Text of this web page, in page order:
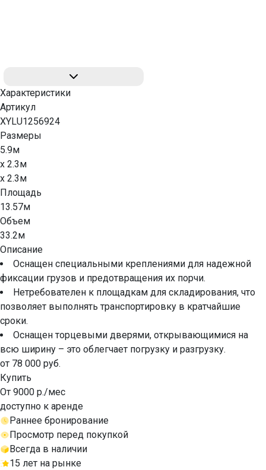
Характеристики
Артикул
XYLU1256924
Размеры
5.9м
x 2.3м
x 2.3м
Площадь
13.57м
Объем
33.2м
Описание
Оснащен специальными креплениями для надежной
фиксации грузов и предотвращения их порчи.
Нетребователен к площадкам для складирования, что
позволяет выполнять транспортировку в кратчайшие
сроки.
Оснащен торцевыми дверями, открывающимися на
всю ширину – это облегчает погрузку и разгрузку.
от 78 000 руб.
Купить
От 9000 р./мес
доступно к аренде
Раннее бронирование
Просмотр перед покупкой
Всегда в наличии
15 лет на рынке